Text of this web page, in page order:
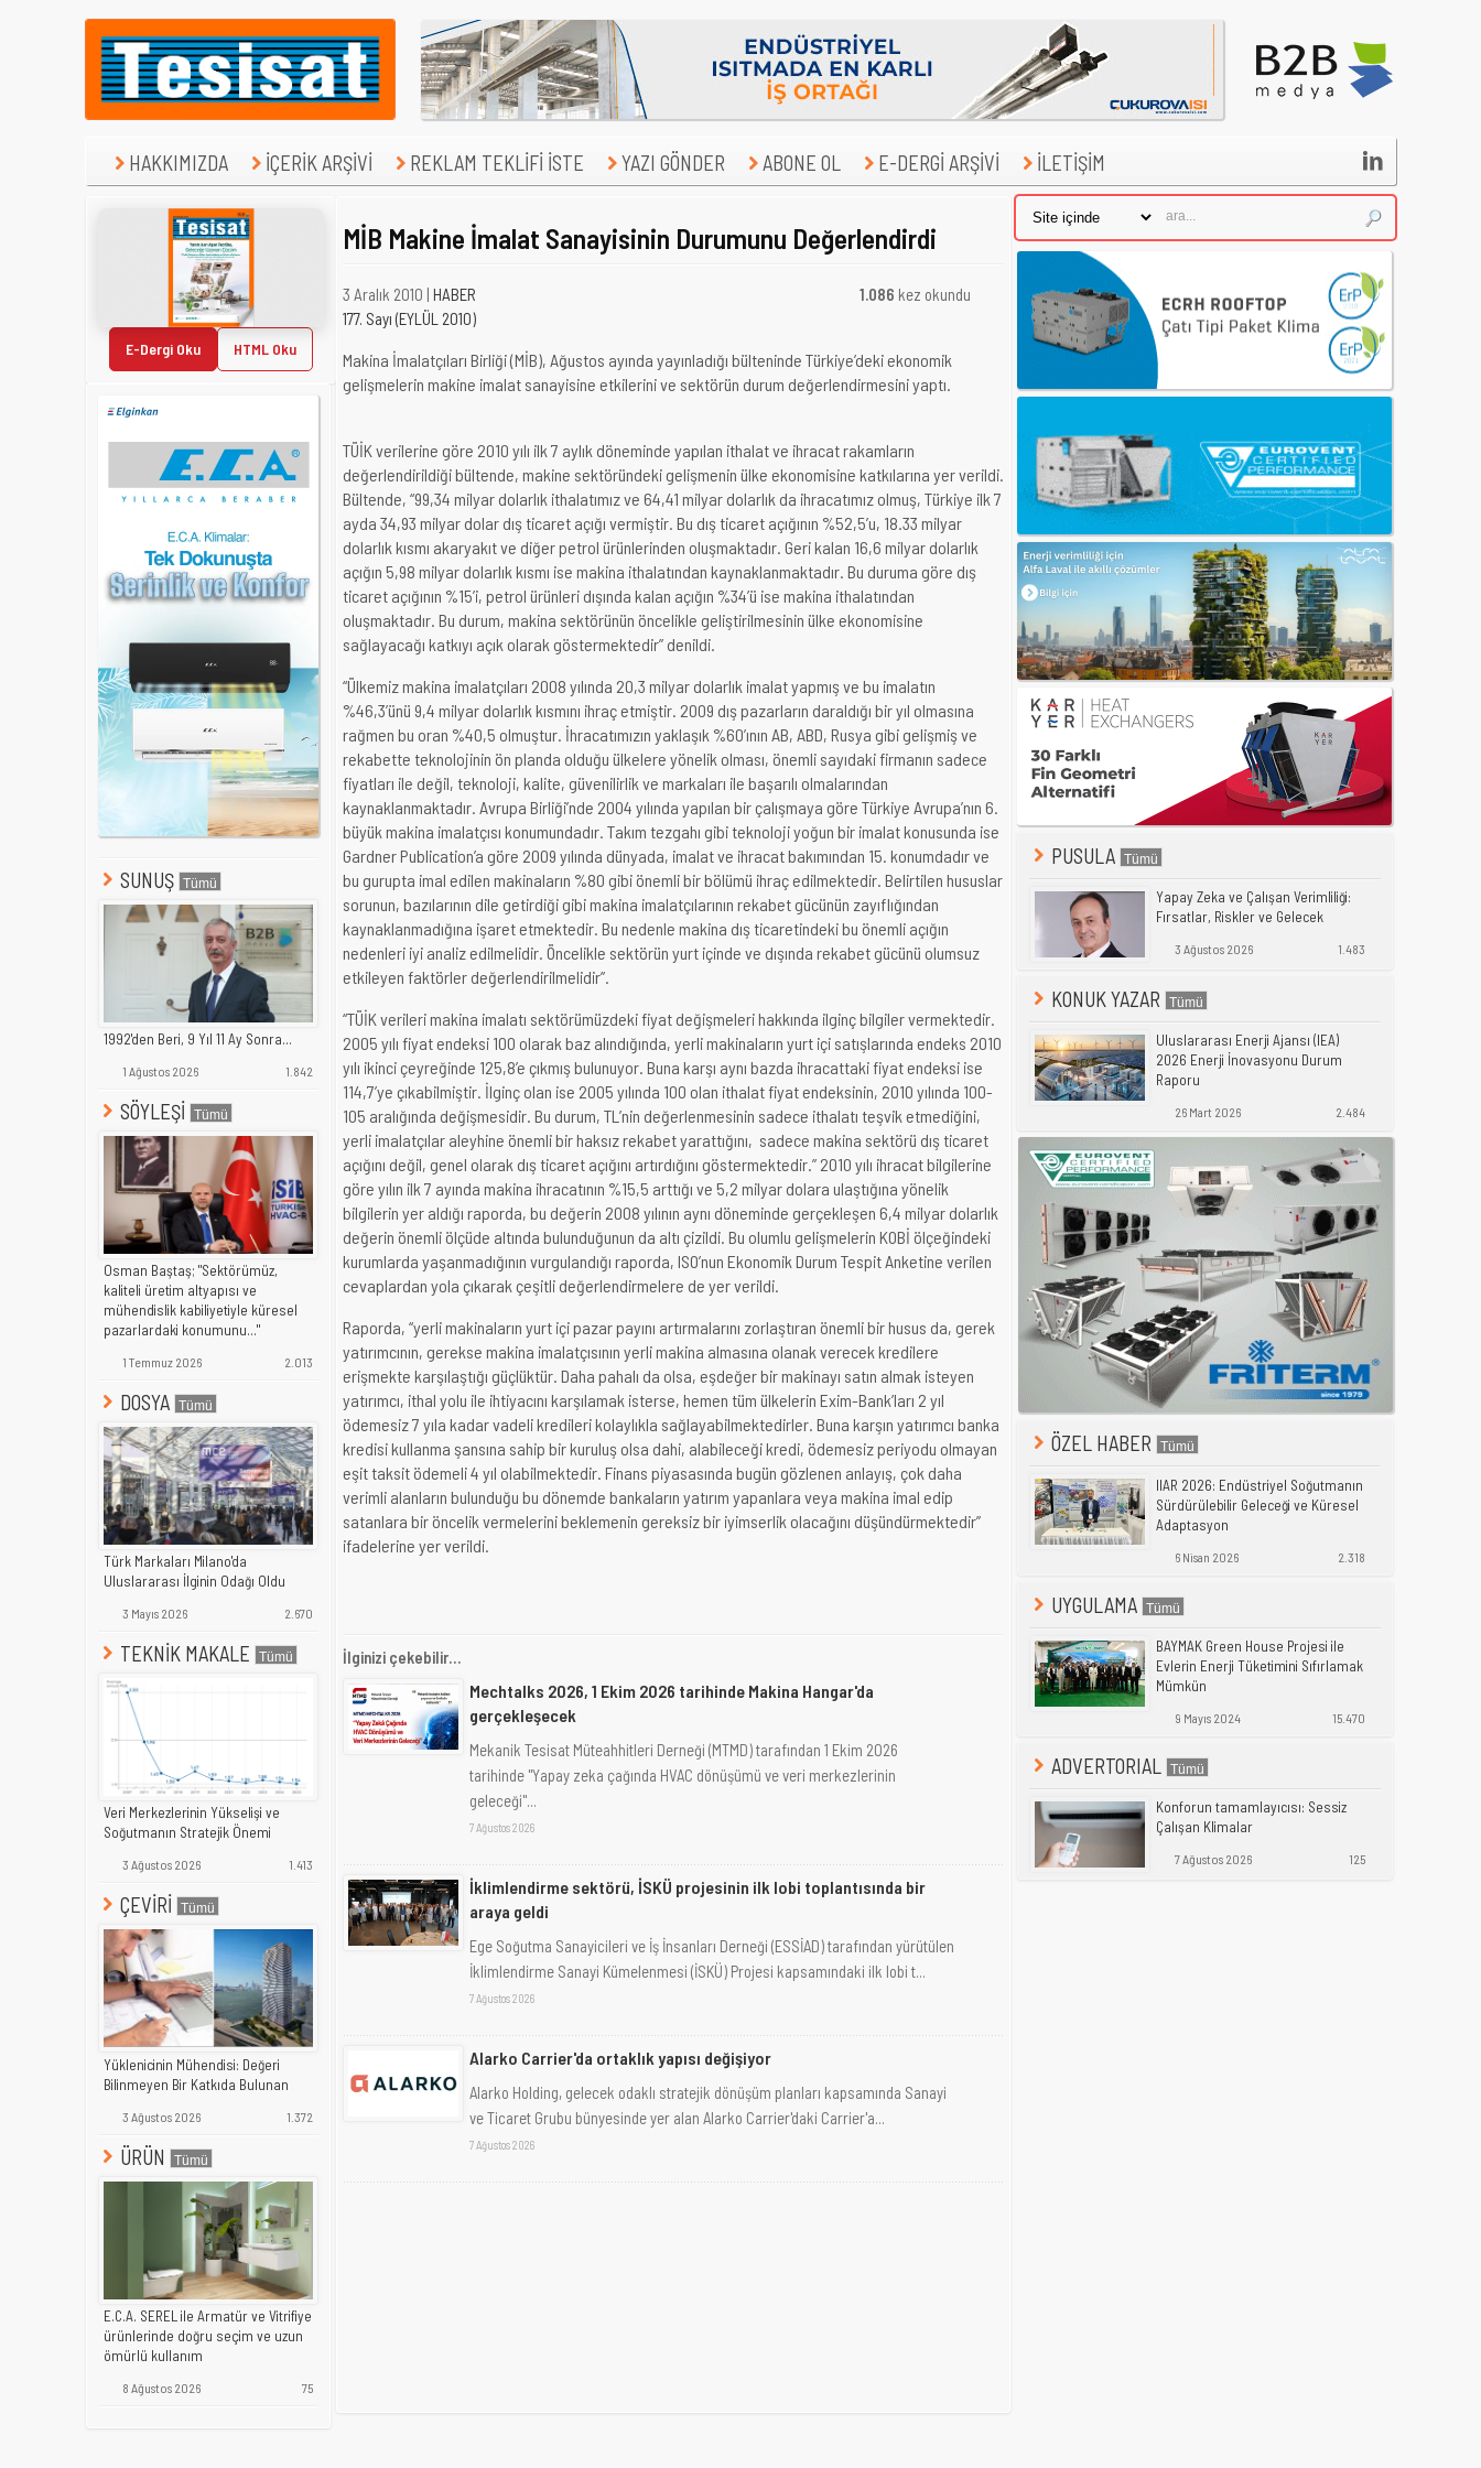
HAKKIMIZDA İÇERİK ARŞİVİ REKLAM TEKLİFİ İSTE YAZI GÖNDER ABONE OL E-DERGİ ARŞİVİ İLETİŞİM 
E-Dergi Oku HTML Oku
SUNUŞ
1992'den Beri, 9 Yıl 11 Ay Sonra...
1 Ağustos 2026 1.842
SÖYLEŞİ
Osman Baştaş; "Sektörümüz,
kaliteli üretim altyapısı ve
mühendislik kabiliyetiyle küresel
pazarlardaki konumunu..."
1 Temmuz 2026 2.013
DOSYA
Türk Markaları Milano'da
Uluslararası İlginin Odağı Oldu
3 Mayıs 2026 2.670
TEKNİK MAKALE
Veri Merkezlerinin Yükselişi ve
Soğutmanın Stratejik Önemi
3 Ağustos 2026 1.413
ÇEVİRİ
Yüklenicinin Mühendisi: Değeri
Bilinmeyen Bir Katkıda Bulunan
3 Ağustos 2026 1.372
ÜRÜN
E.C.A. SEREL ile Armatür ve Vitrifiye
ürünlerinde doğru seçim ve uzun
ömürlü kullanım
8 Ağustos 2026 75
MİB Makine İmalat Sanayisinin Durumunu Değerlendirdi
3 Aralık 2010 | HABER
177. Sayı (EYLÜL 2010)
1.086 kez okundu
Makina İmalatçıları Birliği (MİB), Ağustos ayında yayınladığı bülteninde Türkiye’deki ekonomik
gelişmelerin makine imalat sanayisine etkilerini ve sektörün durum değerlendirmesini yaptı.
TÜİK verilerine göre 2010 yılı ilk 7 aylık döneminde yapılan ithalat ve ihracat rakamların
değerlendirildiği bültende, makine sektöründeki gelişmenin ülke ekonomisine katkılarına yer verildi.
Bültende, “99,34 milyar dolarlık ithalatımız ve 64,41 milyar dolarlık da ihracatımız olmuş, Türkiye ilk 7
ayda 34,93 milyar dolar dış ticaret açığı vermiştir. Bu dış ticaret açığının %52,5’u, 18.33 milyar
dolarlık kısmı akaryakıt ve diğer petrol ürünlerinden oluşmaktadır. Geri kalan 16,6 milyar dolarlık
açığın 5,98 milyar dolarlık kısmı ise makina ithalatından kaynaklanmaktadır. Bu duruma göre dış
ticaret açığının %15’i, petrol ürünleri dışında kalan açığın %34’ü ise makina ithalatından
oluşmaktadır. Bu durum, makina sektörünün öncelikle geliştirilmesinin ülke ekonomisine
sağlayacağı katkıyı açık olarak göstermektedir” denildi.
“Ülkemiz makina imalatçıları 2008 yılında 20,3 milyar dolarlık imalat yapmış ve bu imalatın
%46,3’ünü 9,4 milyar dolarlık kısmını ihraç etmiştir. 2009 dış pazarların daraldığı bir yıl olmasına
rağmen bu oran %40,5 olmuştur. İhracatımızın yaklaşık %60’ının AB, ABD, Rusya gibi gelişmiş ve
rekabette teknolojinin ön planda olduğu ülkelere yönelik olması, önemli sayıdaki firmanın sadece
fiyatları ile değil, teknoloji, kalite, güvenilirlik ve markaları ile başarılı olmalarından
kaynaklanmaktadır. Avrupa Birliği’nde 2004 yılında yapılan bir çalışmaya göre Türkiye Avrupa’nın 6.
büyük makina imalatçısı konumundadır. Takım tezgahı gibi teknoloji yoğun bir imalat konusunda ise
Gardner Publication’a göre 2009 yılında dünyada, imalat ve ihracat bakımından 15. konumdadır ve
bu gurupta imal edilen makinaların %80 gibi önemli bir bölümü ihraç edilmektedir. Belirtilen hususlar
sorunun, bazılarının dile getirdiği gibi makina imalatçılarının rekabet gücünün zayıflığından
kaynaklanmadığına işaret etmektedir. Bu nedenle makina dış ticaretindeki bu önemli açığın
nedenleri iyi analiz edilmelidir. Öncelikle sektörün yurt içinde ve dışında rekabet gücünü olumsuz
etkileyen faktörler değerlendirilmelidir”.
“TÜİK verileri makina imalatı sektörümüzdeki fiyat değişmeleri hakkında ilginç bilgiler vermektedir.
2005 yılı fiyat endeksi 100 olarak baz alındığında, yerli makinaların yurt içi satışlarında endeks 2010
yılı ikinci çeyreğinde 125,8’e çıkmış bulunuyor. Buna karşı aynı bazda ihracattaki fiyat endeksi ise
114,7’ye çıkabilmiştir. İlginç olan ise 2005 yılında 100 olan ithalat fiyat endeksinin, 2010 yılında 100-
105 aralığında değişmesidir. Bu durum, TL’nin değerlenmesinin sadece ithalatı teşvik etmediğini,
yerli imalatçılar aleyhine önemli bir haksız rekabet yarattığını, sadece makina sektörü dış ticaret
açığını değil, genel olarak dış ticaret açığını artırdığını göstermektedir.” 2010 yılı ihracat bilgilerine
göre yılın ilk 7 ayında makina ihracatının %15,5 arttığı ve 5,2 milyar dolara ulaştığına yönelik
bilgilerin yer aldığı raporda, bu değerin 2008 yılının aynı döneminde gerçekleşen 6,4 milyar dolarlık
değerin önemli ölçüde altında bulunduğunun da altı çizildi. Bu olumlu gelişmelerin KOBİ ölçeğindeki
kurumlarda yaşanmadığının vurgulandığı raporda, ISO’nun Ekonomik Durum Tespit Anketine verilen
cevaplardan yola çıkarak çeşitli değerlendirmelere de yer verildi.
Raporda, “yerli makinaların yurt içi pazar payını artırmalarını zorlaştıran önemli bir husus da, gerek
yatırımcının, gerekse makina imalatçısının yerli makina almasına olanak verecek kredilere
erişmekte karşılaştığı güçlüktür. Daha pahalı da olsa, eşdeğer bir makinayı satın almak isteyen
yatırımcı, ithal yolu ile ihtiyacını karşılamak isterse, hemen tüm ülkelerin Exim-Bank’ları 2 yıl
ödemesiz 7 yıla kadar vadeli kredileri kolaylıkla sağlayabilmektedirler. Buna karşın yatırımcı banka
kredisi kullanma şansına sahip bir kuruluş olsa dahi, alabileceği kredi, ödemesiz periyodu olmayan
eşit taksit ödemeli 4 yıl olabilmektedir. Finans piyasasında bugün gözlenen anlayış, çok daha
verimli alanların bulunduğu bu dönemde bankaların yatırım yapanlara veya makina imal edip
satanlara bir öncelik vermelerini beklemenin gereksiz bir iyimserlik olacağını düşündürmektedir”
ifadelerine yer verildi.
İlginizi çekebilir...
Mechtalks 2026, 1 Ekim 2026 tarihinde Makina Hangar'da
gerçekleşecek
Mekanik Tesisat Müteahhitleri Derneği (MTMD) tarafından 1 Ekim 2026
tarihinde "Yapay zeka çağında HVAC dönüşümü ve veri merkezlerinin
geleceği"...
7 Ağustos 2026
İklimlendirme sektörü, İSKÜ projesinin ilk lobi toplantısında bir
araya geldi
Ege Soğutma Sanayicileri ve İş İnsanları Derneği (ESSİAD) tarafından yürütülen
İklimlendirme Sanayi Kümelenmesi (İSKÜ) Projesi kapsamındaki ilk lobi t...
7 Ağustos 2026
Alarko Carrier'da ortaklık yapısı değişiyor
Alarko Holding, gelecek odaklı stratejik dönüşüm planları kapsamında Sanayi
ve Ticaret Grubu bünyesinde yer alan Alarko Carrier'daki Carrier'a...
7 Ağustos 2026
PUSULA
Yapay Zeka ve Çalışan Verimliliği:
Fırsatlar, Riskler ve Gelecek
3 Ağustos 2026 1.483
KONUK YAZAR
Uluslararası Enerji Ajansı (IEA)
2026 Enerji İnovasyonu Durum
Raporu
26 Mart 2026 2.484
ÖZEL HABER
IIAR 2026: Endüstriyel Soğutmanın
Sürdürülebilir Geleceği ve Küresel
Adaptasyon
6 Nisan 2026 2.318
UYGULAMA
BAYMAK Green House Projesi ile
Evlerin Enerji Tüketimini Sıfırlamak
Mümkün
9 Mayıs 2024 15.470
ADVERTORIAL
Konforun tamamlayıcısı: Sessiz
Çalışan Klimalar
7 Ağustos 2026 125